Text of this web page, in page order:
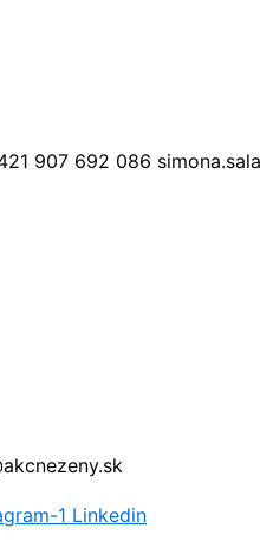
907 692 086
1 Linkedin